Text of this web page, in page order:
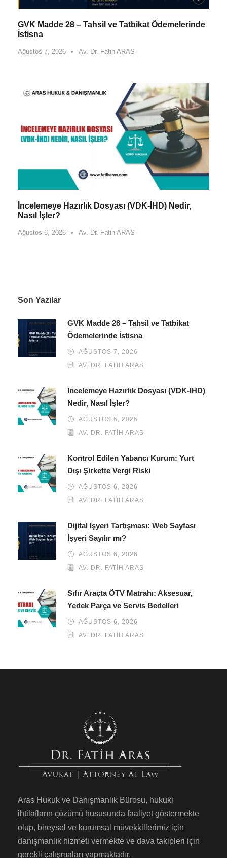
GVK Madde 28 – Tahsil ve Tatbikat Ödemelerinde
İstisna
Ağustos 7, 2026 • Av. Dr. Fatih ARAS
İncelemeye Hazırlık Dosyası (VDK-İHD) Nedir,
Nasıl İşler?
Ağustos 6, 2026 • Av. Dr. Fatih ARAS
Son Yazılar
GVK Madde 28 – Tahsil ve Tatbikat
Ödemelerinde İstisna
AĞUSTOS 7, 2026
AV. DR. FATIH ARAS
İncelemeye Hazırlık Dosyası (VDK-İHD)
Nedir, Nasıl İşler?
AĞUSTOS 6, 2026
AV. DR. FATIH ARAS
Kontrol Edilen Yabancı Kurum: Yurt
Dışı Şirkette Vergi Riski
AĞUSTOS 6, 2026
AV. DR. FATIH ARAS
Dijital İşyeri Tartışması: Web Sayfası
İşyeri Sayılır mı?
AĞUSTOS 6, 2026
AV. DR. FATIH ARAS
Sıfır Araçta ÖTV Matrahı: Aksesuar,
Yedek Parça ve Servis Bedelleri
AĞUSTOS 6, 2026
AV. DR. FATIH ARAS
Aras Hukuk ve Danışmanlık Bürosu, hukuki
ihtilafların çözümü hususunda faaliyet göstermekte
olup, bireysel ve kurumsal müvekkillerimiz için
danışmanlık hizmeti vermekte ve dava takipleri için
gerekli çalışmaları yapmaktadır.